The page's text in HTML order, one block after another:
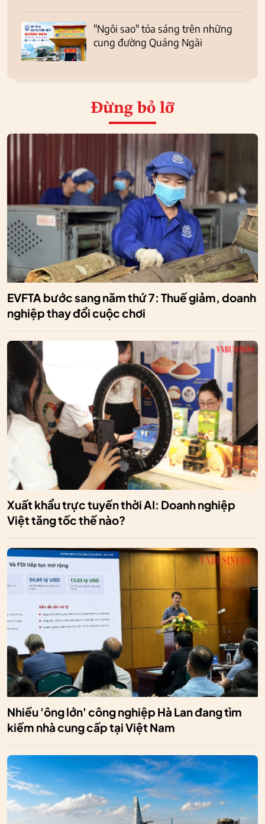
"Ngôi sao" tỏa sáng trên những
cung đường Quảng Ngãi
Đừng bỏ lỡ
EVFTA bước sang năm thứ 7: Thuế giảm, doanh
nghiệp thay đổi cuộc chơi
Xuất khẩu trực tuyến thời AI: Doanh nghiệp
Việt tăng tốc thế nào?
Nhiều 'ông lớn' công nghiệp Hà Lan đang tìm
kiếm nhà cung cấp tại Việt Nam